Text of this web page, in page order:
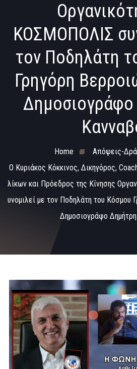
ΚΟΣΜΟΠΟΛΙΣ
τον Ποδηλάτη
Γρηγόρη
Home
Απόψεις-
O Κυριάκος Κόκκινος, Δικηγόρος,
λίκων και Πρόεδρος της Κίνησης
υνομιλεί με τον Ποδηλάτη του Κόσμου
Δημοσιογράφο